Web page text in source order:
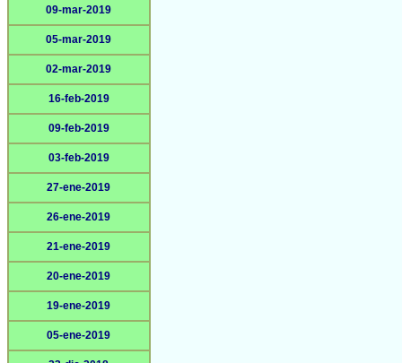
09-mar-2019
05-mar-2019
02-mar-2019
16-feb-2019
09-feb-2019
03-feb-2019
27-ene-2019
26-ene-2019
21-ene-2019
20-ene-2019
19-ene-2019
05-ene-2019